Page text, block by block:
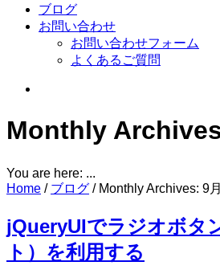
ブログ
お問い合わせ
お問い合わせフォーム
よくあるご質問
Monthly
You are here: ...
Home / ブログ / Monthly Archives: 9
jQueryUIでラジオボタ
ト）を利用する